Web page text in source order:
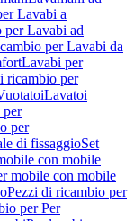
Lavabi a
per Lavabi ad
per Lavabi da
Lavabi per
ricambio per
Lavatoi
per
per
di fissaggioSet
con mobile
mobile con mobile
Pezzi di ricambio per
per Per